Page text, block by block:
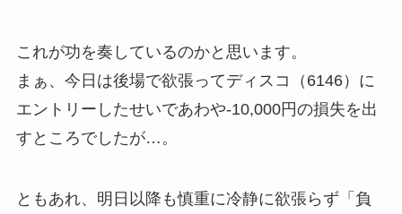
これが功を奏しているのかと思います。
まぁ、今日は後場で欲張ってディスコ（6146）に
エントリーしたせいであわや-10,000円の損失を出
すところでしたが…。
ともあれ、明日以降も慎重に冷静に欲張らず「負